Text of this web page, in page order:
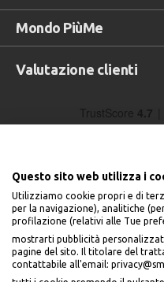
Mondo PiùMe
Valutazione clienti
Seguici sui social
Questo sito web utilizza i
Utilizziamo cookie propri e di
per la navigazione), analitiche
profilazione (relativi alle Tue
mostrarti pubblicità
pagine del sito. Il titolare del
contattabile all'email: